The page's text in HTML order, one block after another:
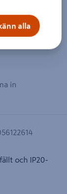
in
och IP20-
alla